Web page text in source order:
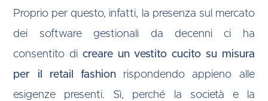
Proprio per questo, infatti, la presenza sul mercato
dei software gestionali da decenni ci ha
consentito di creare un vestito cucito su misura
per il retail fashion rispondendo appieno alle
esigenze presenti. Sì, perché la società e la